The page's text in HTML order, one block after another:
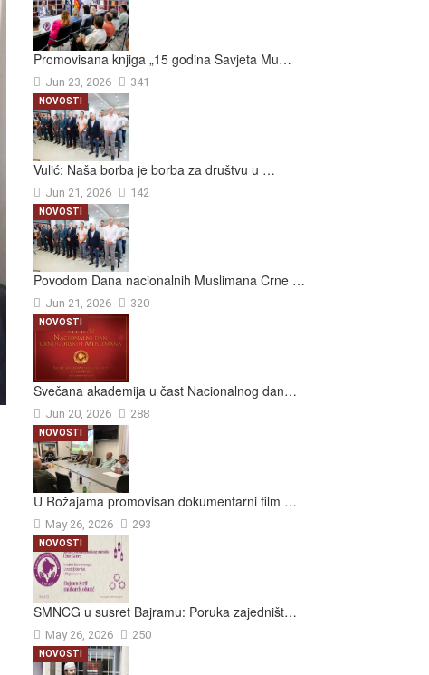
Promovisana knjiga „15 godina Savjeta Mu…
Jun 23, 2026 341
Vulić: Naša borba je borba za društvu u …
Jun 21, 2026 142
NOVOSTI
Povodom Dana nacionalnih Muslimana Crne …
Jun 21, 2026 320
NOVOSTI
Svečana akademija u čast Nacionalnog dan…
Jun 20, 2026 288
NOVOSTI
U Rožajama promovisan dokumentarni film …
May 26, 2026 293
NOVOSTI
SMNCG u susret Bajramu: Poruka zajedništ…
May 26, 2026 250
NOVOSTI
NOVOSTI